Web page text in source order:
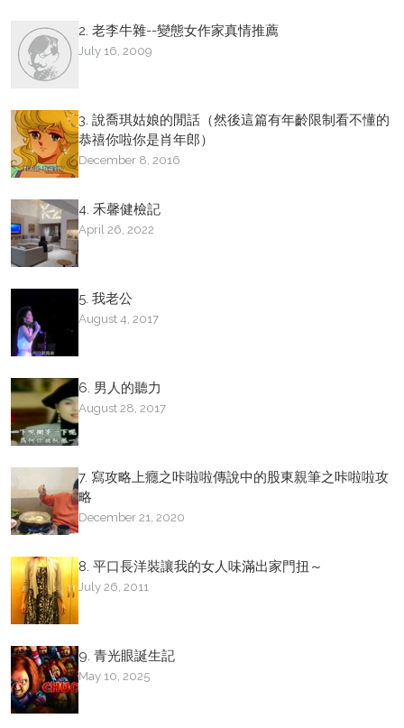
2. 老李牛雜--變態女作家真情推薦
July 16, 2009
3. 說喬琪姑娘的閒話（然後這篇有年齡限制看不懂的
恭禧你啦你是肖年郎）
December 8, 2016
4. 禾馨健檢記
April 26, 2022
5. 我老公
August 4, 2017
6. 男人的聽力
August 28, 2017
7. 寫攻略上癮之咔啦啦傳說中的股東親筆之咔啦啦攻
略
December 21, 2020
8. 平口長洋裝讓我的女人味滿出家門扭～
July 26, 2011
9. 青光眼誕生記
May 10, 2025